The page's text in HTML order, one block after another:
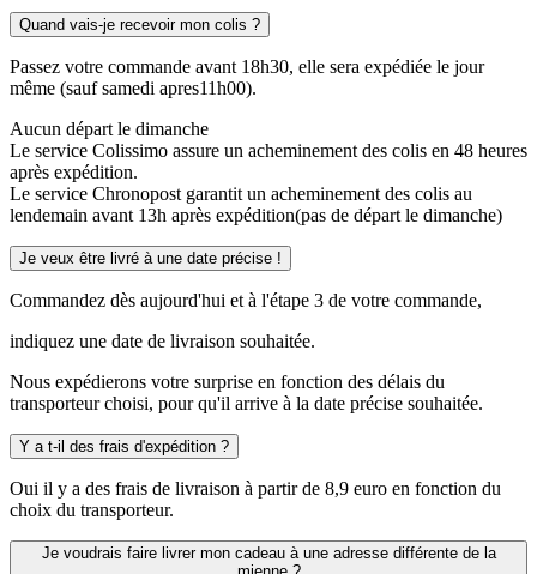
Quand vais-je recevoir mon colis ?
Passez votre commande avant 18h30, elle sera expédiée le jour
même (sauf samedi apres11h00).
Aucun départ le dimanche
Le service Colissimo assure un acheminement des colis en 48 heures
après expédition.
Le service Chronopost garantit un acheminement des colis au
lendemain avant 13h après expédition(pas de départ le dimanche)
Je veux être livré à une date précise !
Commandez dès aujourd'hui et à l'étape 3 de votre commande,
indiquez une date de livraison souhaitée.
Nous expédierons votre surprise en fonction des délais du
transporteur choisi, pour qu'il arrive à la date précise souhaitée.
Y a t-il des frais d'expédition ?
Oui il y a des frais de livraison à partir de 8,9 euro en fonction du
choix du transporteur.
Je voudrais faire livrer mon cadeau à une adresse différente de la